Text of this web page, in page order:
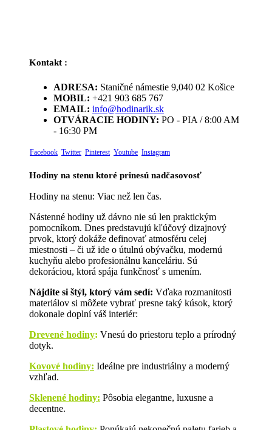
Kontakt :
ADRESA: Staničné námestie 9,040 02 Košice
MOBIL: +421 903 685 767
EMAIL: info@hodinarik.sk
OTVÁRACIE HODINY: PO - PIA / 8:00 AM
- 16:30 PM
Facebook Twitter Pinterest Youtube Instagram
Hodiny na stenu ktoré prinesú nadčasovosť
Hodiny na stenu: Viac než len čas.
Nástenné hodiny už dávno nie sú len praktickým
pomocníkom. Dnes predstavujú kľúčový dizajnový
prvok, ktorý dokáže definovať atmosféru celej
miestnosti – či už ide o útulnú obývačku, modernú
kuchyňu alebo profesionálnu kanceláriu. Sú
dekoráciou, ktorá spája funkčnosť s umením.
Nájdite si štýl, ktorý vám sedí: Vďaka rozmanitosti
materiálov si môžete vybrať presne taký kúsok, ktorý
dokonale doplní váš interiér:
Drevené hodiny: Vnesú do priestoru teplo a prírodný
dotyk.
Kovové hodiny: Ideálne pre industriálny a moderný
vzhľad.
Sklenené hodiny: Pôsobia elegantne, luxusne a
decentne.